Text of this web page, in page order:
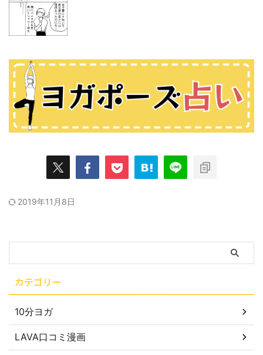
2019年11月8日
カテゴリー
10分ヨガ
LAVA口コミ漫画